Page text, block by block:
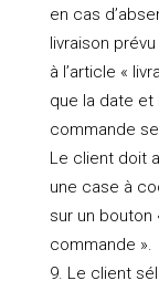
en cas
livraison
à l’article «
que la date et
commande
Le client doit
une case à
sur un bouton
commande ».
Le client